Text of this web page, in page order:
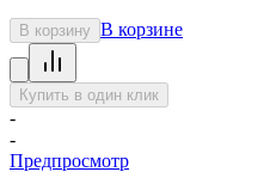
В корзину В корзине
Купить в один клик
-
-
Предпросмотр